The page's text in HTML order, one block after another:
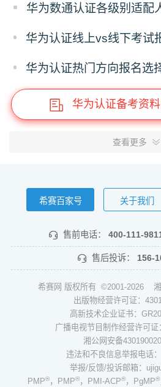
华为数通认证各级别适配
华为认证备考资
查看更多
希赛百家号 关于我们
售前电话： 400-111-
售后投诉： 156-
希赛网 版权所有 ©2001-2026
出版物经营许可证：
高新技术企业证书：
广播电视节目制作经营许可证
湘公网安备
违法和不良信息举报电话
举报/反馈/投诉邮箱：
PMP®，PMP®，PMI-ACP®，PgMP®